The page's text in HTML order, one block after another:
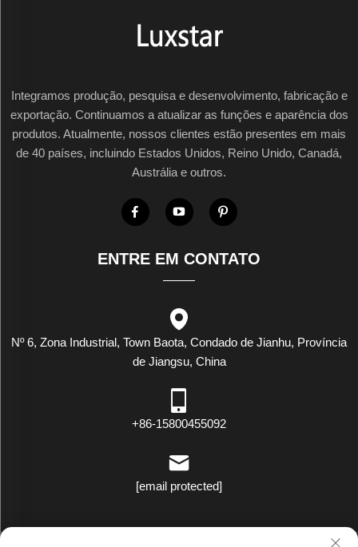
Integramos produção, pesquisa e desenvolvimento, fabricação e
exportação. Continuamos a atualizar as funções e aparência dos
produtos. Atualmente, nossos clientes estão presentes em mais
de 40 países, incluindo Estados Unidos, Reino Unido, Canadá,
Austrália e outros.
ENTRE EM CONTATO
Nº 6, Zona Industrial, Town Baota, Condado de Jianhu, Província
de Jiangsu, China
+86-15800455092
[email protected]